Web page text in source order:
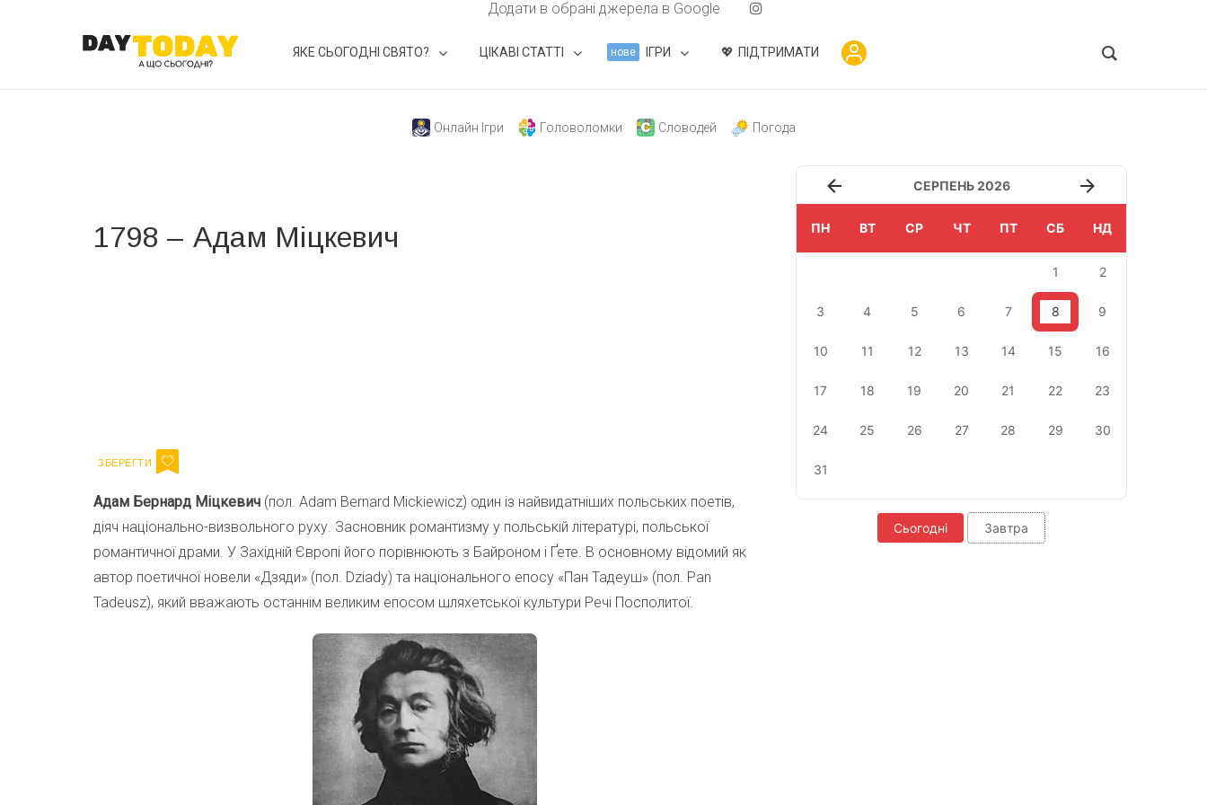
Додати в обрані джерела в Google
ЯКЕ СЬОГОДНІ СВЯТО? ЦІКАВІ СТАТТІ нове ІГРИ ПІДТРИМАТИ
Онлайн Ігри Головоломки Словодей Погода
1798 – Адам Міцкевич
Адам Бернард Міцкевич (пол. Adam Bernard Mickiewicz) один із найвидатніших польських поетів,
діяч національно-визвольного руху. Засновник романтизму у польській літературі, польської
романтичної драми. У Західній Європі його порівнюють з Байроном і Ґете. В основному відомий як
автор поетичної новели «Дзяди» (пол. Dziady) та національного епосу «Пан Тадеуш» (пол. Pan
Tadeusz), який вважають останнім великим епосом шляхетської культури Речі Посполитої.
СЕРПЕНЬ 2026
ПН ВТ СР ЧТ ПТ СБ НД
1 2
3 4 5 6 7 8 9
10 11 12 13 14 15 16
17 18 19 20 21 22 23
24 25 26 27 28 29 30
31
Сьогодні Завтра